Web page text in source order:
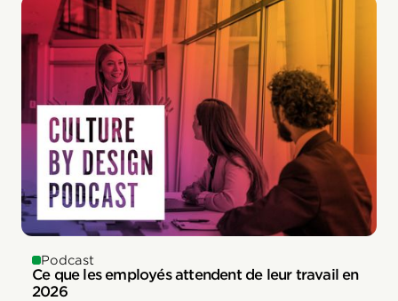
Podcast
Ce que les employés attendent de leur travail en
2026